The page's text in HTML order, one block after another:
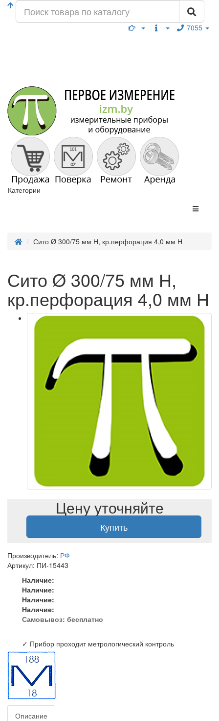
7055
Категории
Сито Ø 300/75 мм Н, кр.перфорация 4,0 мм Н
Сито Ø 300/75 мм Н,
кр.перфорация 4,0 мм Н
Цену уточняйте
Купить
Производитель: РФ
Артикул: ПИ-15443
Наличие:
Наличие:
Наличие:
Наличие:
Самовывоз: бесплатно
✓ Прибор проходит метрологический контроль
Описание